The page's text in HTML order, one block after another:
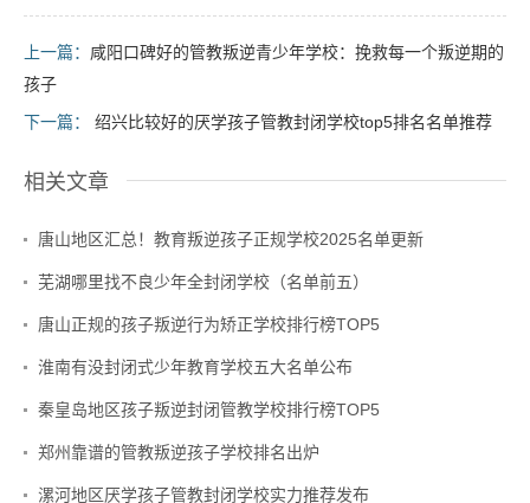
上一篇： 咸阳口碑好的管教叛逆青少年学校：挽救每一个叛逆期的
孩子
下一篇：
绍兴比较好的厌学孩子管教封闭学校top5排名名单推荐
相关文章
唐山地区汇总！教育叛逆孩子正规学校2025名单更新
芜湖哪里找不良少年全封闭学校（名单前五）
唐山正规的孩子叛逆行为矫正学校排行榜TOP5
淮南有没封闭式少年教育学校五大名单公布
秦皇岛地区孩子叛逆封闭管教学校排行榜TOP5
郑州靠谱的管教叛逆孩子学校排名出炉
漯河地区厌学孩子管教封闭学校实力推荐发布